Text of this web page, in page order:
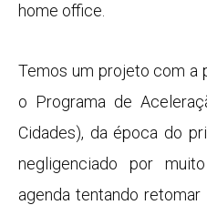
home office.
Temos um projeto com a
o Programa de
Cidades), da época do
negligenciado por
agenda tentando